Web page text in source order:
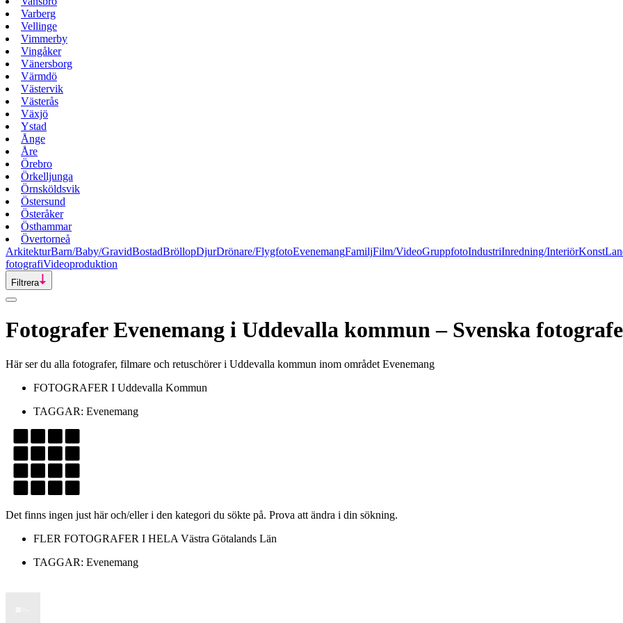
Varberg
Vellinge
Vimmerby
Vingåker
Vänersborg
Värmdö
Västervik
Västerås
Växjö
Ystad
Ånge
Åre
Örebro
Örkelljunga
Örnsköldsvik
Östersund
Österåker
Östhammar
Övertorneå
ArkitekturBarn/Baby/GravidBostadBröllopDjurDrönare/FlygfotoEvenemangFamiljFilm/VideoGruppfotoIndustriInredning/InteriörKonst
fotografiVideoproduktion
Filtrera
FotograferEvenemang i Uddevalla kommun– Svenska
Här ser du alla fotografer, filmare och retuschörer i Uddevalla kommun inom området Evenemang
FOTOGRAFER I Uddevalla Kommun
TAGGAR: Evenemang
Det finns ingen just här och/eller i den kategori du sökte på. Prova att ändra i din sökning.
FLER FOTOGRAFER I HELA Västra Götalands Län
TAGGAR: Evenemang